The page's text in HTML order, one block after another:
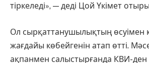
тіркеледі», — деді Цой Үкімет
Ол сырқаттанушылықтың өсуімен
жағдайы көбейгенін атап өтті.
ақпанмен салыстырғанда КВИ-ден